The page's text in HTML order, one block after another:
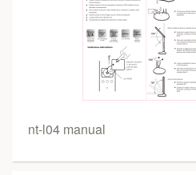
nt-l04 manual